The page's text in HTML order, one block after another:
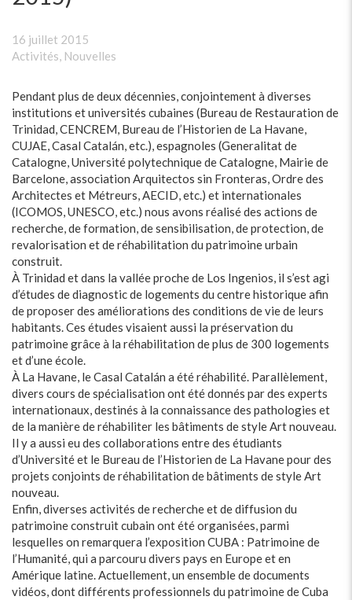
16 juillet 2015
Activités, Nouvelles
Pendant plus de deux décennies, conjointement à diverses
institutions et universités cubaines (Bureau de Restauration de
Trinidad, CENCREM, Bureau de l’Historien de La Havane,
CUJAE, Casal Catalán, etc.), espagnoles (Generalitat de
Catalogne, Université polytechnique de Catalogne, Mairie de
Barcelone, association Arquitectos sin Fronteras, Ordre des
Architectes et Métreurs, AECID, etc.) et internationales
(ICOMOS, UNESCO, etc.) nous avons réalisé des actions de
recherche, de formation, de sensibilisation, de protection, de
revalorisation et de réhabilitation du patrimoine urbain
construit.
À Trinidad et dans la vallée proche de Los Ingenios, il s’est agi
d’études de diagnostic de logements du centre historique afin
de proposer des améliorations des conditions de vie de leurs
habitants. Ces études visaient aussi la préservation du
patrimoine grâce à la réhabilitation de plus de 300 logements
et d’une école.
À La Havane, le Casal Catalán a été réhabilité. Parallèlement,
divers cours de spécialisation ont été donnés par des experts
internationaux, destinés à la connaissance des pathologies et
de la manière de réhabiliter les bâtiments de style Art nouveau.
Il y a aussi eu des collaborations entre des étudiants
d’Université et le Bureau de l’Historien de La Havane pour des
projets conjoints de réhabilitation de bâtiments de style Art
nouveau.
Enfin, diverses activités de recherche et de diffusion du
patrimoine construit cubain ont été organisées, parmi
lesquelles on remarquera l’exposition CUBA : Patrimoine de
l’Humanité, qui a parcouru divers pays en Europe et en
Amérique latine. Actuellement, un ensemble de documents
vidéos, dont différents professionnels du patrimoine de Cuba